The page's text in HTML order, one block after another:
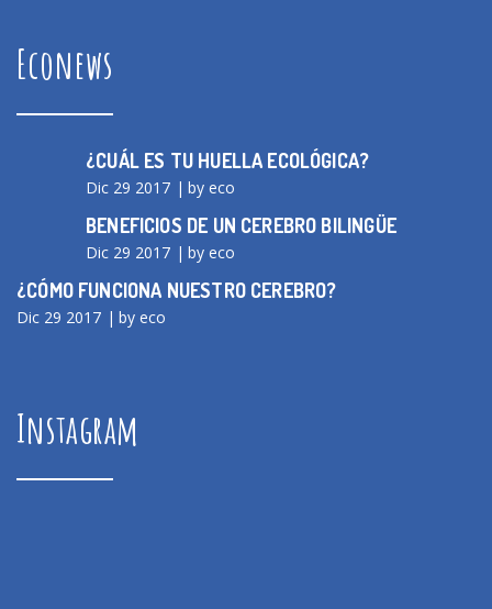
Econews
¿CUÁL ES TU HUELLA ECOLÓGICA?
Dic 29 2017 by eco
BENEFICIOS DE UN CEREBRO BILINGÜE
Dic 29 2017 by eco
¿CÓMO FUNCIONA NUESTRO CEREBRO?
Dic 29 2017 by eco
Instagram